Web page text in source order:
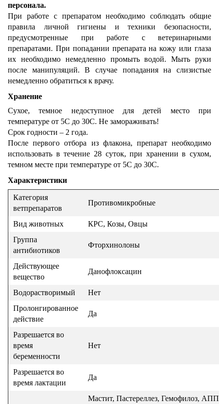
персонала.
При работе с препаратом необходимо соблюдать общие
правила личной гигиены и техники безопасности,
предусмотренные при работе с ветеринарными
препаратами. При попадании препарата на кожу или глаза
их необходимо немедленно промыть водой. Мыть руки
после манипуляций. В случае попадания на слизистые
немедленно обратиться к врачу.
Хранение
Сухое, темное недоступное для детей место при
температуре от 5С до 30С. Не замораживать!
Срок годности – 2 года.
После первого отбора из флакона, препарат необходимо
использовать в течение 28 суток, при хранении в сухом,
темном месте при температуре от 5C до 30C.
Характеристики
Категория
ветпрепаратов
Противомикробные
Вид животных
КРС, Козы, Овцы
Группа
антибиотиков
Фторхинолоны
Действующее
вещество
Данофлоксацин
Водорастворимый
Нет
Пролонгированное
действие
Да
Разрешается во
время
беременности
Нет
Разрешается во
время лактации
Да
Мастит, Пастереллез, Гемофилоз, АПП